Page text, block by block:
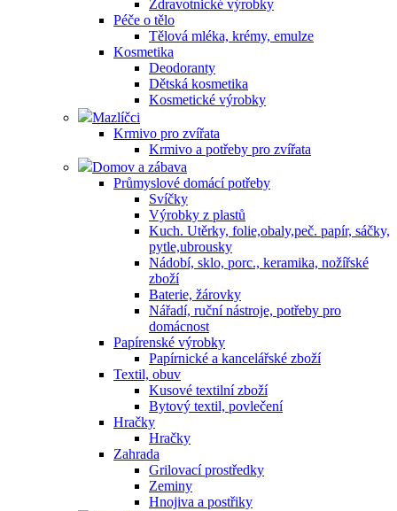
Zdravotnické výrobky
Péče o tělo
Tělová mléka, krémy, emulze
Kosmetika
Deodoranty
Dětská kosmetika
Kosmetické výrobky
Mazlíčci
Krmivo pro zvířata
Krmivo a potřeby pro zvířata
Domov a zábava
Průmyslové domácí potřeby
Svíčky
Výrobky z plastů
Kuch. Utěrky, folie,obaly,peč. papír, sáčky,
pytle,ubrousky
Nádobí, sklo, porc., keramika, nožířské
zboží
Baterie, žárovky
Nářadí, ruční nástroje, potřeby pro
domácnost
Papírenské výrobky
Papírnické a kancelářské zboží
Textil, obuv
Kusové textilní zboží
Bytový textil, povlečení
Hračky
Hračky
Zahrada
Grilovací prostředky
Zeminy
Hnojiva a postřiky